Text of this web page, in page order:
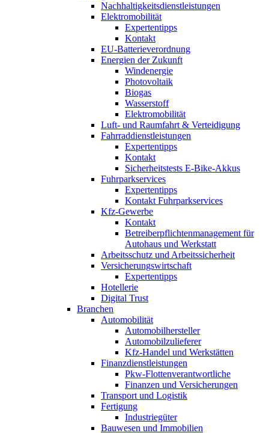
Nachhaltigkeitsdienstleistungen
Elektromobilität
Expertentipps
Kontakt
EU-Batterieverordnung
Energien der Zukunft
Windenergie
Photovoltaik
Biogas
Wasserstoff
Elektromobilität
Luft- und Raumfahrt & Verteidigung
Fahrraddienstleistungen
Expertentipps
Kontakt
Sicherheitstests E-Bike-Akkus
Fuhrparkservices
Expertentipps
Kontakt Fuhrparkservices
Kfz-Gewerbe
Kontakt
Betreiberpflichtenmanagement für
Autohaus und Werkstatt
Arbeitsschutz und Arbeitssicherheit
Versicherungswirtschaft
Expertentipps
Hotellerie
Digital Trust
Branchen
Automobilität
Automobilhersteller
Automobilzulieferer
Kfz-Handel und Werkstätten
Finanzdienstleistungen
Pkw‑Flottenverantwortliche
Finanzen und Versicherungen
Transport und Logistik
Fertigung
Industriegüter
Bauwesen und Immobilien